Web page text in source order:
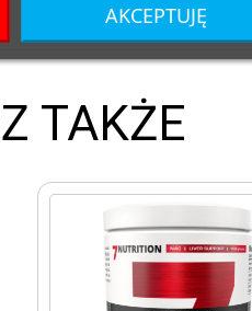
TAKŻE
AKCEPTUJĘ